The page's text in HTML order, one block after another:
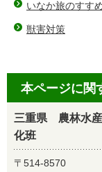
いなか旅のすす
獣害対策
本ページに関
三重県 農林水
化班
〒514-8570